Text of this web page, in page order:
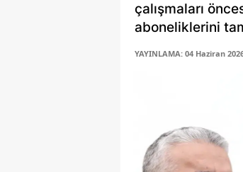
çalışmaları
aboneliklerini
YAYINLAMA: 04 Haziran